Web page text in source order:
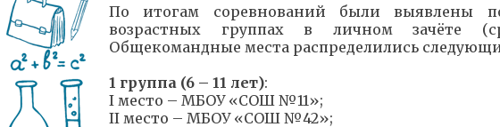
По итогам соревнований были выявлены
возрастных группах в личном зачёте
Общекомандные места распределились
1 группа (6 – 11 лет):
I место – МБОУ «СОШ №11»;
II место – МБОУ «СОШ №42»;